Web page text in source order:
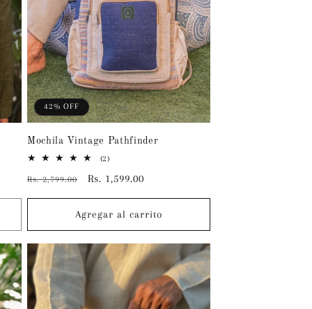
42% OFF
Mochila Vintage Pathfinder
(2)2
totales
Precio
Rs. 2,799.00
Precio
Rs. 1,599.00
Agregar al carrito